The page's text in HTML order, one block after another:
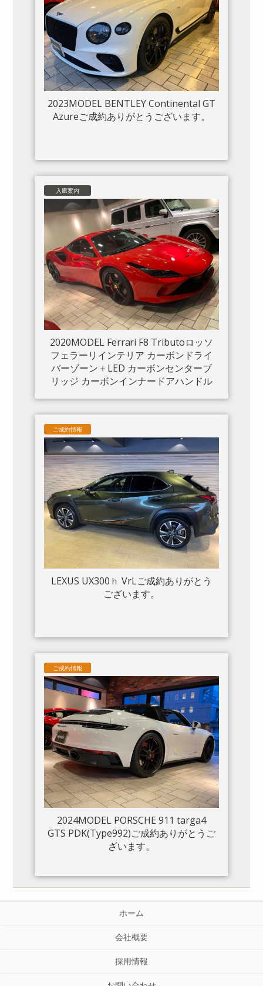
2023MODEL BENTLEY Continental GT
Azureご成約ありがとうございます。
入庫案内
2020MODEL Ferrari F8 Tributoロッソ
フェラーリインテリア カーボンドライ
バーゾーン＋LED カーボンセンターブ
リッジ カーボンインナードアハンドル
ーディスプレイ アダプティブヘッドラ
イトシステム 入庫しました。
ご成約情報
LEXUS UX300ｈ VrLご成約ありがとう
ございます。
ご成約情報
2024MODEL PORSCHE 911 targa4
GTS PDK(Type992)ご成約ありがとうご
ざいます。
ホーム
会社概要
採用情報